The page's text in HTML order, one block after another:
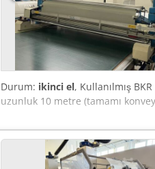
Durum: ikinci el, Kullanılmış
uzunluk 10 metre (tamamı